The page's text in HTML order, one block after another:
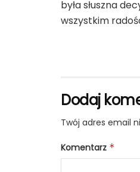
była słuszna
wszystkim
Dodaj
Twój adres email
Komentarz *